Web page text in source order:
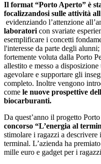
Il format “Porto Aperto” è
focalizzandosi sulle attività
evidenziando l’attenzione
laboratori con svariate
esemplificare i concetti
l'interesse da parte degli
fortemente voluta dalla Porto
allestito e messo a
agevolare e supportare gli
completo. Inoltre vengono
come le nuove prospettive
biocarburanti.
Da quest’anno il progetto
concorso “L’energia al
stimolare i ragazzi a
terminal. L’azienda ha
mille euro e gadget per i